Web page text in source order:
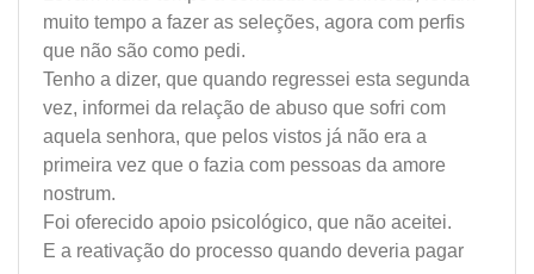
muito tempo a fazer as seleções, agora com perfis
que não são como pedi.
Tenho a dizer, que quando regressei esta segunda
vez, informei da relação de abuso que sofri com
aquela senhora, que pelos vistos já não era a
primeira vez que o fazia com pessoas da amore
nostrum.
Foi oferecido apoio psicológico, que não aceitei.
E a reativação do processo quando deveria pagar